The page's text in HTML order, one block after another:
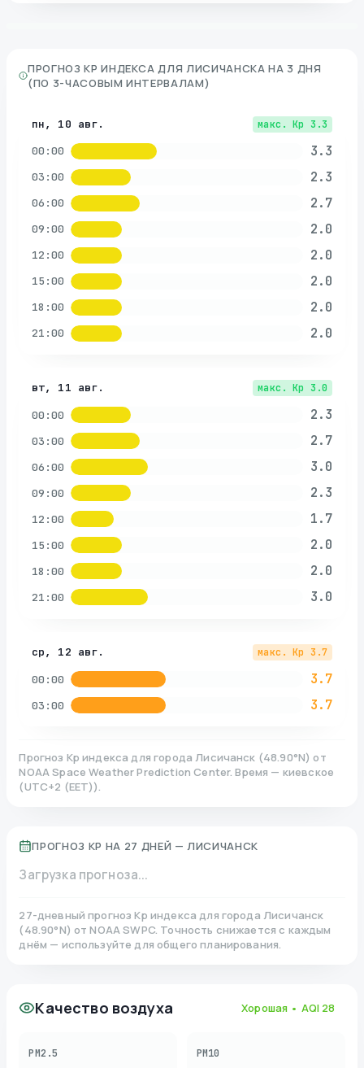
ПРОГНОЗ KP ИНДЕКСА ДЛЯ ЛИСИЧАНСКА НА 3 ДНЯ
(ПО 3-ЧАСОВЫМ ИНТЕРВАЛАМ)
пн, 10 авг. макс. Kp 3.3
00:00 3.3
03:00 2.3
06:00 2.7
09:00 2.0
12:00 2.0
15:00 2.0
18:00 2.0
21:00 2.0
вт, 11 авг. макс. Kp 3.0
00:00 2.3
03:00 2.7
06:00 3.0
09:00 2.3
12:00 1.7
15:00 2.0
18:00 2.0
21:00 3.0
ср, 12 авг. макс. Kp 3.7
00:00 3.7
03:00 3.7
Прогноз Kp индекса для города Лисичанск (48.90°N)от
NOAA Space Weather Prediction Center. Время — киевское
(UTC+2 (EET)).
ПРОГНОЗ KP НА 27 ДНЕЙ — ЛИСИЧАНСК
Загрузка прогноза...
27-дневный прогноз Kp индекса для города Лисичанск
(48.90°N)от NOAA SWPC. Точность снижается с каждым
днём — используйте для общего планирования.
Качество воздуха Хорошая • AQI 28
PM2.5 PM10